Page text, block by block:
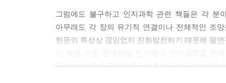
그럼에도 불구하고 인지과학 관련 책들은 각 분
아무래도 각 장의 유기적 연결이나 전체적인 조
한문의 특성상 끊임없이 진화발전하기 때문에 필
등과 어떻게 접목되고 있는지를 모두 아우른 보기